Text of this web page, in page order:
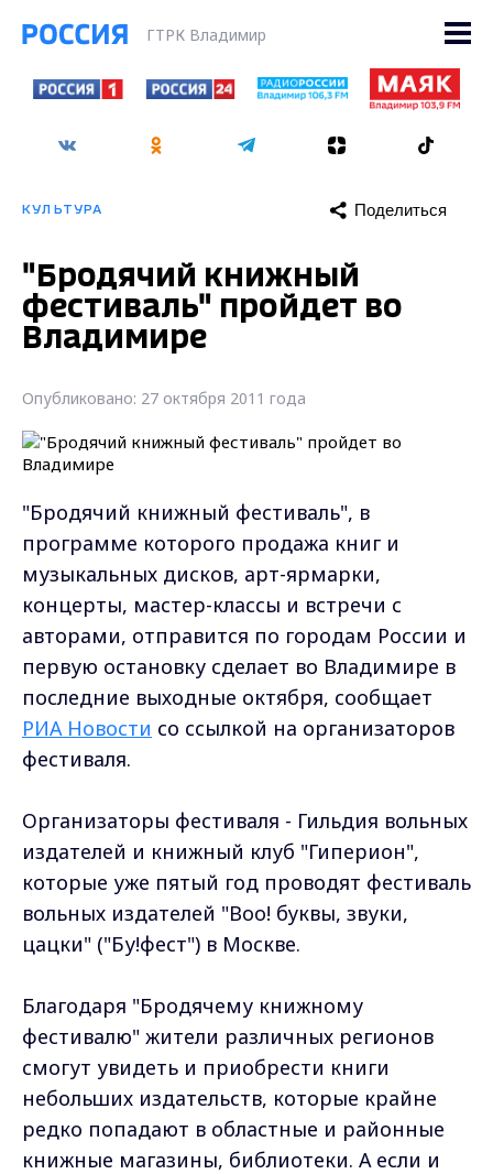
ГТРК Владимир
КУЛЬТУРА Поделиться
"Бродячий книжный
фестиваль" пройдет во
Владимире
Опубликовано: 27 октября 2011 года
"Бродячий книжный фестиваль", в
программе которого продажа книг и
музыкальных дисков, арт-ярмарки,
концерты, мастер-классы и встречи с
авторами, отправится по городам России и
первую остановку сделает во Владимире в
последние выходные октября, сообщает
РИА Новости со ссылкой на организаторов
фестиваля.
Организаторы фестиваля - Гильдия вольных
издателей и книжный клуб "Гиперион",
которые уже пятый год проводят фестиваль
вольных издателей "Boo! буквы, звуки,
цацки" ("Бу!фест") в Москве.
Благодаря "Бродячему книжному
фестивалю" жители различных регионов
смогут увидеть и приобрести книги
небольших издательств, которые крайне
редко попадают в областные и районные
книжные магазины, библиотеки. А если и